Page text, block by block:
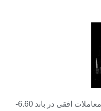
در این حالت، سناریوی محتمل تر، معاملات افقی در باند 6.60-